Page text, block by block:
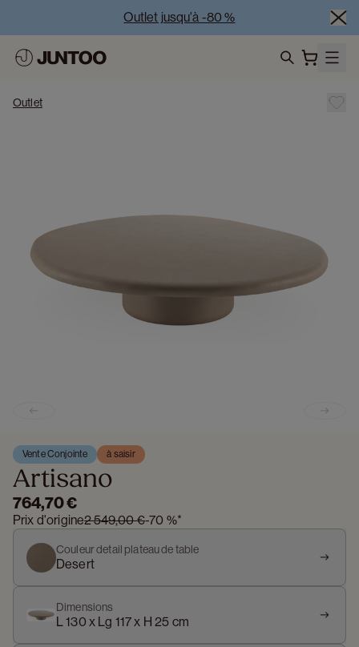
Outlet jusqu'à -80 %
Outlet
Vente Conjointe à saisir
Artisano
764,70 €
Prix d'origine2 549,00 €-70 %*
Couleur detail plateau de table
Desert
Dimensions
L 130 x Lg 117 x H 25 cm